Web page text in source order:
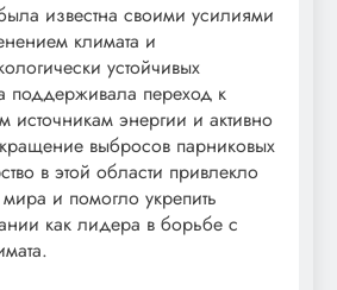
известна своими усилиями
климата и
устойчивых
поддерживала переход к
источникам энергии и активно
выбросов парниковых
в этой области привлекло
и помогло укрепить
как лидера в борьбе с